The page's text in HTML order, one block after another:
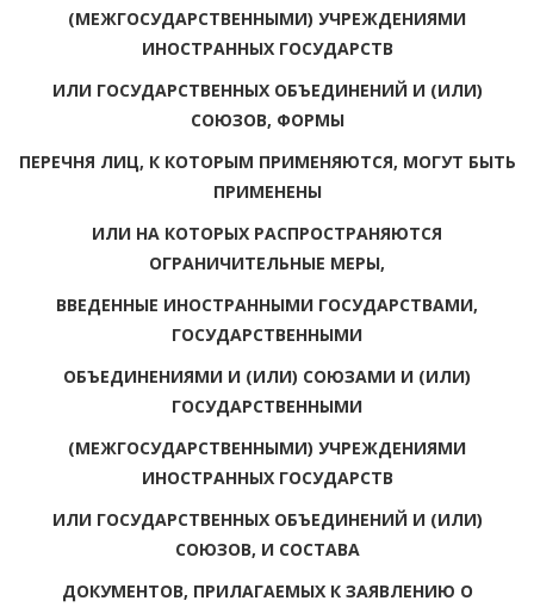
(МЕЖГОСУДАРСТВЕННЫМИ) УЧРЕЖДЕНИЯМИ
ИНОСТРАННЫХ ГОСУДАРСТВ
ИЛИ ГОСУДАРСТВЕННЫХ ОБЪЕДИНЕНИЙ И (ИЛИ)
СОЮЗОВ, ФОРМЫ
ПЕРЕЧНЯ ЛИЦ, К КОТОРЫМ ПРИМЕНЯЮТСЯ, МОГУТ БЫТЬ
ПРИМЕНЕНЫ
ИЛИ НА КОТОРЫХ РАСПРОСТРАНЯЮТСЯ
ОГРАНИЧИТЕЛЬНЫЕ МЕРЫ,
ВВЕДЕННЫЕ ИНОСТРАННЫМИ ГОСУДАРСТВАМИ,
ГОСУДАРСТВЕННЫМИ
ОБЪЕДИНЕНИЯМИ И (ИЛИ) СОЮЗАМИ И (ИЛИ)
ГОСУДАРСТВЕННЫМИ
(МЕЖГОСУДАРСТВЕННЫМИ) УЧРЕЖДЕНИЯМИ
ИНОСТРАННЫХ ГОСУДАРСТВ
ИЛИ ГОСУДАРСТВЕННЫХ ОБЪЕДИНЕНИЙ И (ИЛИ)
СОЮЗОВ, И СОСТАВА
ДОКУМЕНТОВ, ПРИЛАГАЕМЫХ К ЗАЯВЛЕНИЮ О